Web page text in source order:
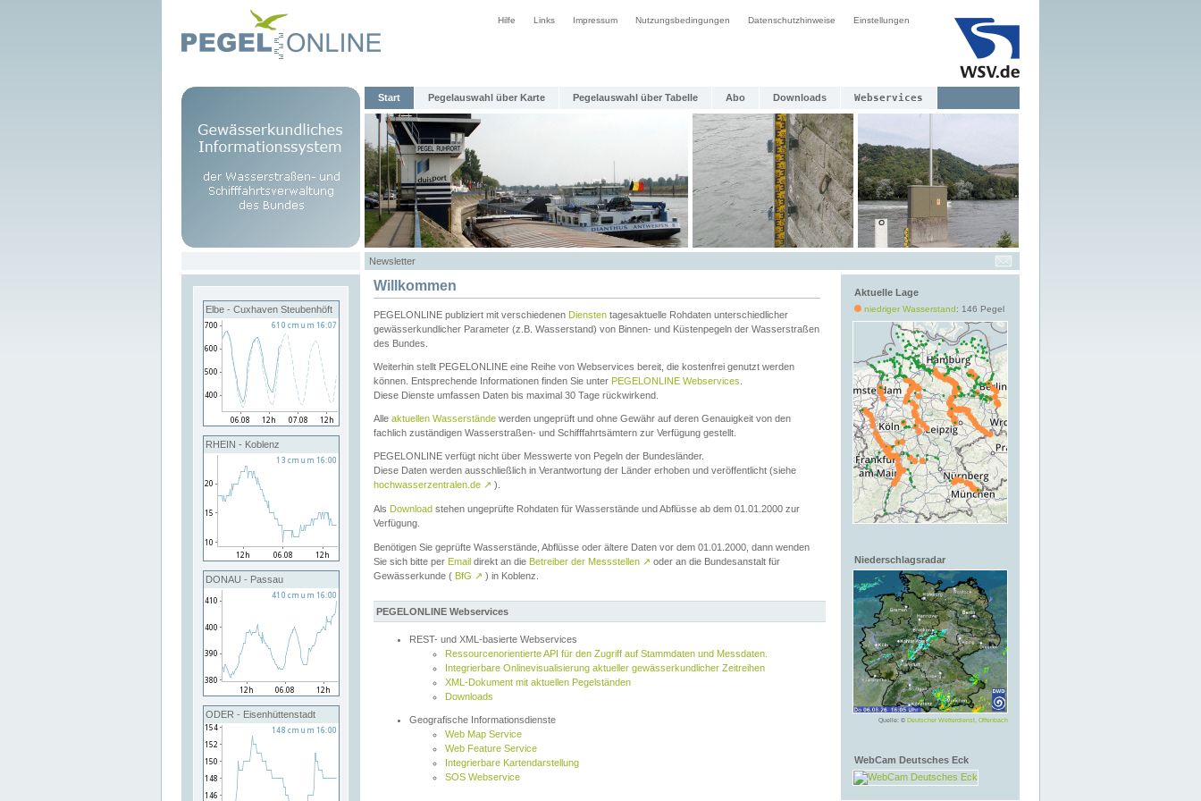
Hilfe Links Impressum Nutzungsbedingungen Datenschutzhinweise Einstellungen
Start Pegelauswahl über Karte Pegelauswahl über Tabelle Abo Downloads Webservices
Newsletter
Elbe - Cuxhaven Steubenhöft
RHEIN - Koblenz
DONAU - Passau
ODER - Eisenhüttenstadt
Aktuelle Lage
niedriger Wasserstand: 146 Pegel
Niederschlagsradar
Quelle: © Deutscher Wetterdienst, Offenbach
WebCam Deutsches Eck
Willkommen
PEGELONLINE publiziert mit verschiedenen Diensten tagesaktuelle Rohdaten unterschiedlicher
gewässerkundlicher Parameter (z.B. Wasserstand) von Binnen- und Küstenpegeln der Wasserstraßen
des Bundes.
Weiterhin stellt PEGELONLINE eine Reihe von Webservices bereit, die kostenfrei genutzt werden
können. Entsprechende Informationen finden Sie unter PEGELONLINE Webservices
Diese Dienste umfassen Daten bis maximal 30 Tage rückwirkend.
Alle aktuellen Wasserstände werden ungeprüft und ohne Gewähr auf deren Genauigkeit von den
fachlich zuständigen Wasserstraßen- und Schifffahrtsämtern zur Verfügung gestellt.
PEGELONLINE verfügt nicht über Messwerte von Pegeln der Bundesländer.
Diese Daten werden ausschließlich in Verantwortung der Länder erhoben und veröffentlicht (siehe
hochwasserzentralen.de ↗ ).
Als Download stehen ungeprüfte Rohdaten für Wasserstände und Abflüsse ab dem 01.01.2000 zur
Verfügung.
Benötigen Sie geprüfte Wasserstände, Abflüsse oder ältere Daten vor dem 01.01.2000, dann wenden
Sie sich bitte per Email direkt an die Betreiber der Messstellen ↗ oder an die Bundesanstalt für
Gewässerkunde ( BfG ↗ ) in Koblenz.
PEGELONLINE Webservices
REST- und XML-basierte Webservices
Ressourcenorientierte API für den Zugriff auf Stammdaten und Messdaten.
Integrierbare Onlinevisualisierung aktueller gewässerkundlicher Zeitreihen
XML-Dokument mit aktuellen Pegelständen
Downloads
Geografische Informationsdienste
Web Map Service
Web Feature Service
Integrierbare Kartendarstellung
SOS Webservice